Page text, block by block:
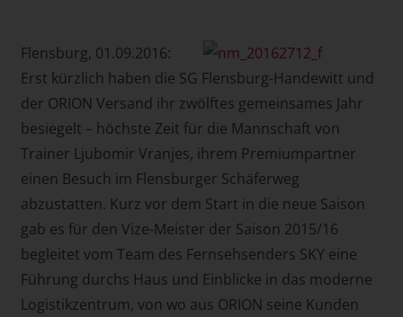
Flensburg, 01.09.2016:
Erst kürzlich haben die SG Flensburg-Handewitt und
der ORION Versand ihr zwölftes gemeinsames Jahr
besiegelt – höchste Zeit für die Mannschaft von
Trainer Ljubomir Vranjes, ihrem Premiumpartner
einen Besuch im Flensburger Schäferweg
abzustatten. Kurz vor dem Start in die neue Saison
gab es für den Vize-Meister der Saison 2015/16
begleitet vom Team des Fernsehsenders SKY eine
Führung durchs Haus und Einblicke in das moderne
Logistikzentrum, von wo aus ORION seine Kunden